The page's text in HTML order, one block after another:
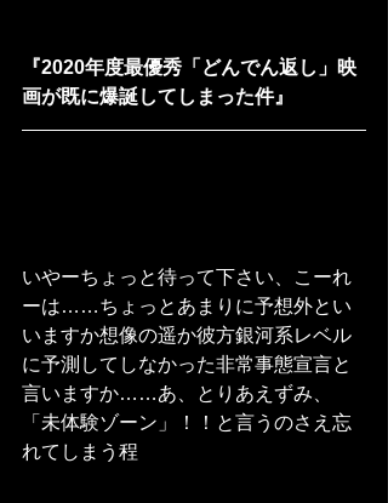
『2020年度最優秀「どんでん返し」映
画が既に爆誕してしまった件』
いやーちょっと待って下さい、こーれ
ーは……ちょっとあまりに予想外とい
いますか想像の遥か彼方銀河系レベル
に予測してしなかった非常事態宣言と
言いますか……あ、とりあえずみ、
「未体験ゾーン」！！と言うのさえ忘
れてしまう程